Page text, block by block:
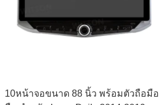
10หน้าจอขนาด 88 นิ้ว พร้อมตัวถือมือ